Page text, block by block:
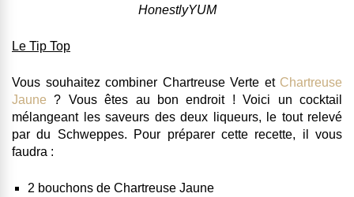
HonestlyYUM
Le Tip Top
Vous souhaitez combiner Chartreuse Verte et Chartreuse
Jaune ? Vous êtes au bon endroit ! Voici un cocktail
mélangeant les saveurs des deux liqueurs, le tout relevé
par du Schweppes. Pour préparer cette recette, il vous
faudra :
2 bouchons de Chartreuse Jaune